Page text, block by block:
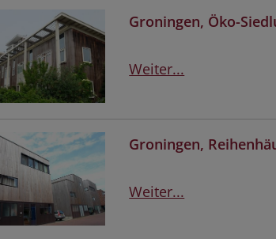
Groningen, Öko-
Weiter...
Groningen,
Weiter...